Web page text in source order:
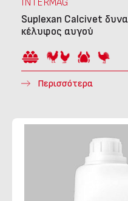
Suplexan Calcivet
κέλυφος αυγού
Περισσότερα